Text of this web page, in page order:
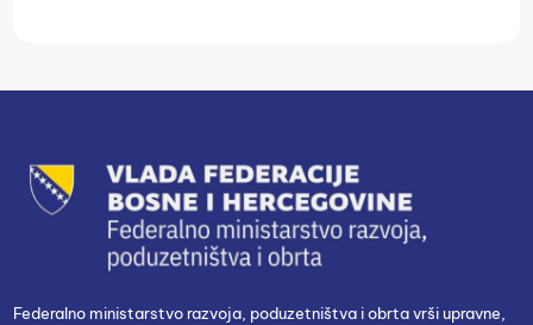
Federalno ministarstvo razvoja, poduzetništva i obrta vrši upravne,